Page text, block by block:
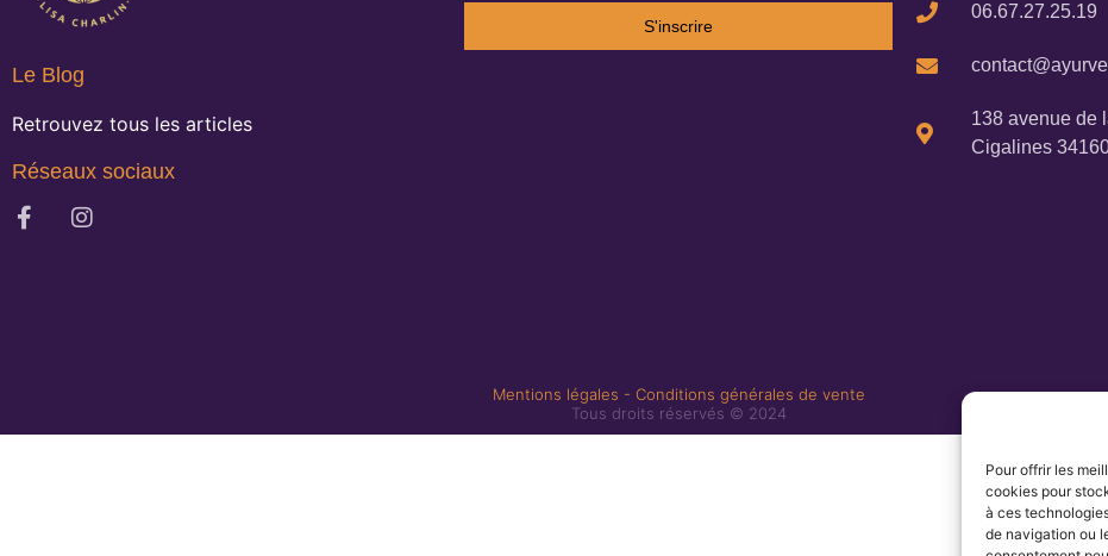
Pour offrir les
cookies pour
à ces
de navigation ou
Le Blog
Retrouvez tous les articles
Réseaux sociaux
S'inscrire
06.67.27.25.19
138 avenue de
Cigalines
Mentions légales - Conditions générales de vente
Tous droits réservés © 2024